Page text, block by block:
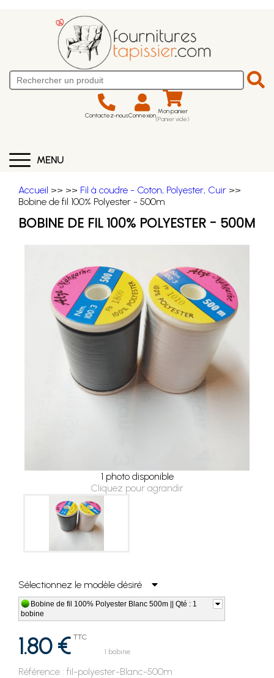
Contactez-nousConnexion Mon panier
(Panier vide)
MENU
Accueil >> >> Fil à coudre - Coton, Polyester, Cuir >>
Bobine de fil 100% Polyester - 500m
BOBINE DE FIL 100% POLYESTER - 500M
1 photo disponible
Cliquez pour agrandir
Sélectionnez le modèle désiré
Bobine de fil 100% Polyester Blanc 500m || Qté : 1
bobine
1.80 € TTC
1 bobine
Référence : fil-polyester-Blanc-500m